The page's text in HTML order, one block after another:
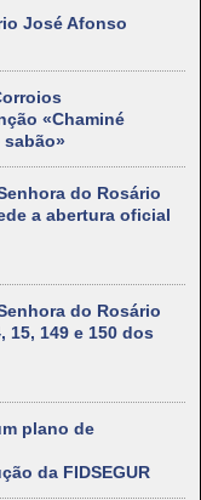
José Afonso
«Chaminé
sabão»
do Rosário
a abertura oficial
do Rosário
15, 149 e 150 dos
plano de
da FIDSEGUR